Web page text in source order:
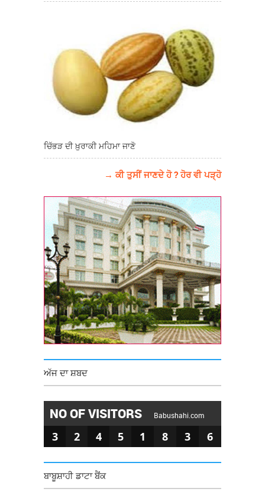
ਚਿੱਭੜ ਦੀ ਖ਼ੁਰਾਕੀ ਮਹਿਮਾ ਜਾਣੋ
→ ਕੀ ਤੁਸੀਂ ਜਾਣਦੇ ਹੋ ? ਹੋਰ ਵੀ ਪੜ੍ਹੋ
ਅੱਜ ਦਾ ਸ਼ਬਦ
NO OF VISITORS Babushahi.com
3 2 4 5 1 8 3 6
ਬਾਬੂਸ਼ਾਹੀ ਡਾਟਾ ਬੈਂਕ